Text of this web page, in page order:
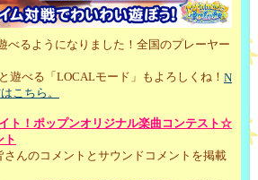
べるようになりました！全国のプレーヤー
遊べる「LOCALモード」もよろしくね！ N
こちら。
ト！ポップンオリジナル楽曲コンテスト☆
ト
んのコメントとサウンドコメントを掲載